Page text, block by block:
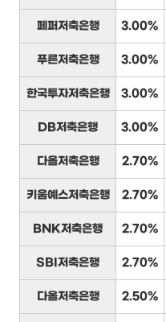
페퍼저축은행 3.00%
푸른저축은행 3.00%
한국투자저축은행 3.00%
DB저축은행 3.00%
다올저축은행 2.70%
키움예스저축은행 2.70%
BNK저축은행 2.70%
SBI저축은행 2.70%
다올저축은행 2.50%